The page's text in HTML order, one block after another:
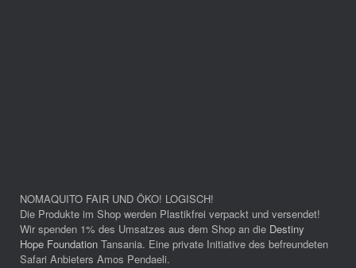
NOMAQUITO FAIR UND ÖKO! LOGISCH!
Die Produkte im Shop werden Plastikfrei verpackt und versendet!
Wir spenden 1% des Umsatzes aus dem Shop an die Destiny
Hope Foundation Tansania. Eine private Initiative des befreundeten
Safari Anbieters Amos Pendaeli.